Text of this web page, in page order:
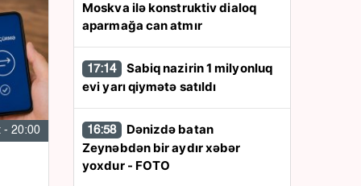
- 20:00
Moskva ilə konstruktiv dialoq
aparmağa can atmır
17:14
evi yarı qiymətə satıldı
16:58
Zeynəbdən bir aydır xəbər
yoxdur - FOTO